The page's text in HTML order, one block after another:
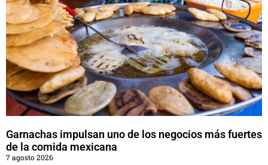
Garnachas impulsan uno de los negocios más fuertes
de la comida mexicana
7 agosto 2026